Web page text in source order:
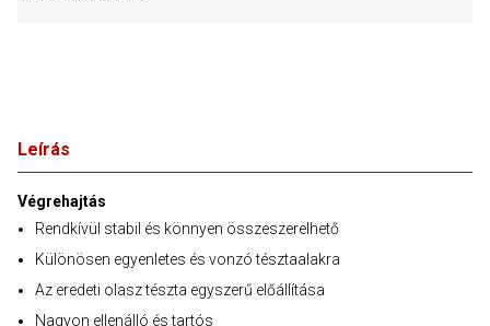
Leírás
Végrehajtás
Rendkívül stabil és könnyen összeszerelhető
Különösen egyenletes és vonzó tésztaalakra
Az eredeti olasz tészta egyszerű előállítása
Nagyon ellenálló és tartós